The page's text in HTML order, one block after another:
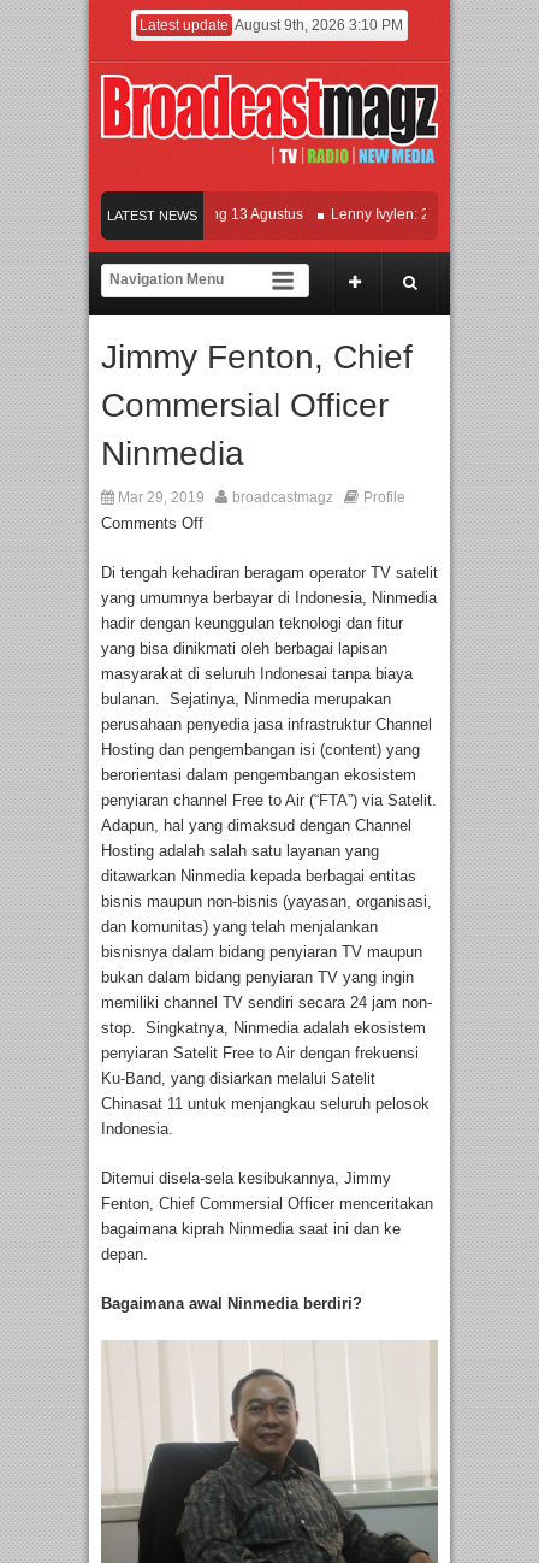
Latest update August 9th, 2026 3:10 PM
LATEST NEWS
MEJIK Siap Tayang 13 Agustus Lenny Ivylen: 26 Tahun Jaga
Universitas Agung Podomoro Jalin Kerja Sama Pendidikan dan Riset untuk
Jimmy Fenton, Chief
Commersial Officer
Ninmedia
Mar 29, 2019 broadcastmagz Profile
Comments Off
Di tengah kehadiran beragam operator TV satelit
yang umumnya berbayar di Indonesia, Ninmedia
hadir dengan keunggulan teknologi dan fitur
yang bisa dinikmati oleh berbagai lapisan
masyarakat di seluruh Indonesai tanpa biaya
bulanan. Sejatinya, Ninmedia merupakan
perusahaan penyedia jasa infrastruktur Channel
Hosting dan pengembangan isi (content) yang
berorientasi dalam pengembangan ekosistem
penyiaran channel Free to Air (“FTA”) via Satelit.
Adapun, hal yang dimaksud dengan Channel
Hosting adalah salah satu layanan yang
ditawarkan Ninmedia kepada berbagai entitas
bisnis maupun non-bisnis (yayasan, organisasi,
dan komunitas) yang telah menjalankan
bisnisnya dalam bidang penyiaran TV maupun
bukan dalam bidang penyiaran TV yang ingin
memiliki channel TV sendiri secara 24 jam non-
stop. Singkatnya, Ninmedia adalah ekosistem
penyiaran Satelit Free to Air dengan frekuensi
Ku-Band, yang disiarkan melalui Satelit
Chinasat 11 untuk menjangkau seluruh pelosok
Indonesia.
Ditemui disela-sela kesibukannya, Jimmy
Fenton, Chief Commersial Officer menceritakan
bagaimana kiprah Ninmedia saat ini dan ke
depan.
Bagaimana awal Ninmedia berdiri?